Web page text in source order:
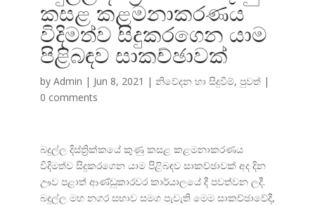
කසළ කළමනාකරණය
විදිමත්ව සිදුකරගෙන යාම
පිළිබඳව සාකච්ඡාවක්
by Admin | Jun 8, 2021 | නිවේදන හා සිදුවීම්, පුවත්|
0 comments
බදුල්ල දිස්ත්රික්කයේ කුණු කසළ කළමනාකරණය
විදිමත්ව සිදුකරගෙන යාම පිළිබඳව සාකච්ඡාවක් අද දින
ඌව පළාත් ආණ්ඩුකාරවර කාර්යාලයේ දී පවත්වන ලදී.
බදුල්ල මහ නගර සභාව සමග පැවැති මෙම සාකච්ඡාවේදී,